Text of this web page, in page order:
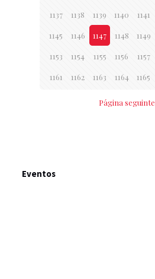
1137 1138 1139 1140 1141
1145 1146 1147 1148 1149
1153 1154 1155 1156 1157
1161 1162 1163 1164 1165
Página seguinte
Eventos